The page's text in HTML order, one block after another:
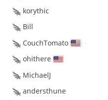
korythic
Bill
CouchTomato
ohithere
MichaelJ
andersthune